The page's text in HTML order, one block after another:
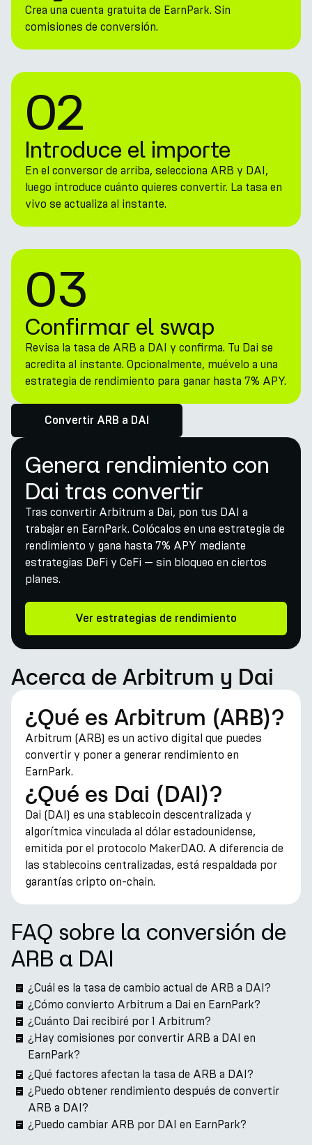
Crea una cuenta gratuita de EarnPark. Sin
comisiones de conversión.
02
Introduce el importe
En el conversor de arriba, selecciona ARB y DAI,
luego introduce cuánto quieres convertir. La tasa en
vivo se actualiza al instante.
03
Confirmar el swap
Revisa la tasa de ARB a DAI y confirma. Tu Dai se
acredita al instante. Opcionalmente, muévelo a una
estrategia de rendimiento para ganar hasta 7% APY.
Convertir ARB a DAI
Genera rendimiento con
Dai tras convertir
Tras convertir Arbitrum a Dai, pon tus DAI a
trabajar en EarnPark. Colócalos en una estrategia de
rendimiento y gana hasta 7% APY mediante
estrategias DeFi y CeFi — sin bloqueo en ciertos
planes.
Ver estrategias de rendimiento
Acerca de Arbitrum y Dai
¿Qué es Arbitrum (ARB)?
Arbitrum (ARB) es un activo digital que puedes
convertir y poner a generar rendimiento en
EarnPark.
¿Qué es Dai (DAI)?
Dai (DAI) es una stablecoin descentralizada y
algorítmica vinculada al dólar estadounidense,
emitida por el protocolo MakerDAO. A diferencia de
las stablecoins centralizadas, está respaldada por
garantías cripto on-chain.
FAQ sobre la conversión de
ARB a DAI
¿Cuál es la tasa de cambio actual de ARB a DAI?
¿Cómo convierto Arbitrum a Dai en EarnPark?
¿Cuánto Dai recibiré por 1 Arbitrum?
¿Hay comisiones por convertir ARB a DAI en
EarnPark?
¿Qué factores afectan la tasa de ARB a DAI?
¿Puedo obtener rendimiento después de convertir
ARB a DAI?
¿Puedo cambiar ARB por DAI en EarnPark?